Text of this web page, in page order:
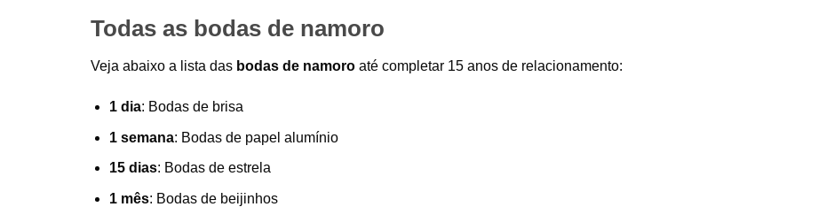
Todas as bodas de namoro
Veja abaixo a lista das bodas de namoro até completar 15 anos de relacionamento:
1 dia: Bodas de brisa
1 semana: Bodas de papel alumínio
15 dias: Bodas de estrela
1 mês: Bodas de beijinhos